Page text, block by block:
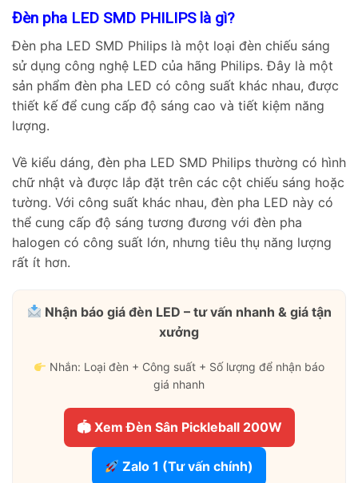
Đèn pha LED SMD PHILIPS là gì?
Đèn pha LED SMD Philips là một loại đèn chiếu sáng
sử dụng công nghệ LED của hãng Philips. Đây là một
sản phẩm đèn pha LED có công suất khác nhau, được
thiết kế để cung cấp độ sáng cao và tiết kiệm năng
lượng.
Về kiểu dáng, đèn pha LED SMD Philips thường có hình
chữ nhật và được lắp đặt trên các cột chiếu sáng hoặc
tường. Với công suất khác nhau, đèn pha LED này có
thể cung cấp độ sáng tương đương với đèn pha
halogen có công suất lớn, nhưng tiêu thụ năng lượng
rất ít hơn.
Nhận báo giá đèn LED – tư vấn nhanh & giá tận
xưởng
Nhắn: Loại đèn + Công suất + Số lượng để nhận báo
giá nhanh
🏟 Xem Đèn Sân Pickleball 200W
Zalo 1 (Tư vấn chính)